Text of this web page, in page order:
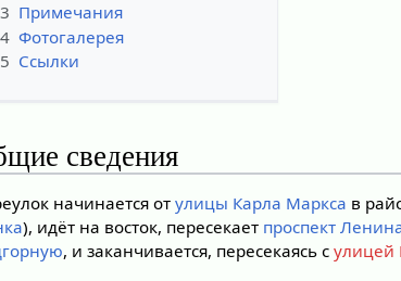
3 Примечания
4 Фотогалерея
5 Ссылки
сведения
начинается отулицы Карла Маркса в
), идёт на восток, пересекает проспект
, и заканчивается, пересекаясь сулицей